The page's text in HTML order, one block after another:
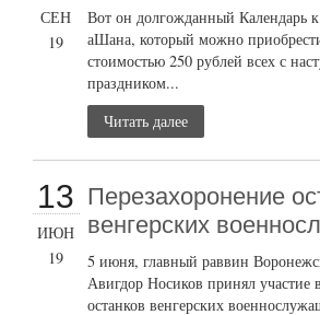
СЕН
19
Вот он долгожданный Календарь
аШана, который можно
стоимостью 250 рублей всех с
праздником...
Читать далее
13
ИЮН
19
Перезахоронение
венгерских
5 июня, главный раввин
Авигдор Носиков принял участие
останков венгерских